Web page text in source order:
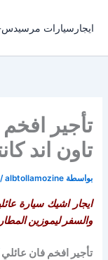
ايجارسيارات
تأجير
تاون اند
بواسطة albtollamozine
ايجار اشيك سيارة
والسفر ليموزين المطار
تأجير افخم فان